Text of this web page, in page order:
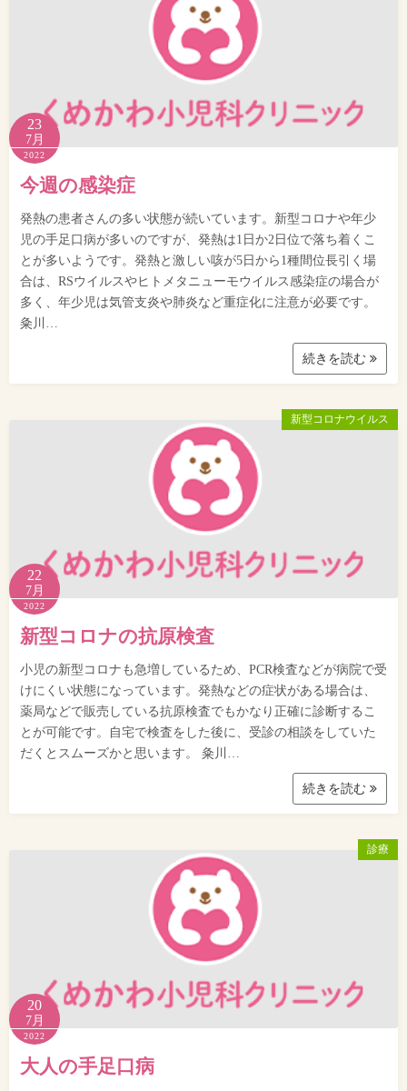
23
7月
2022
今週の感染症
発熱の患者さんの多い状態が続いています。新型コロナや年少
児の手足口病が多いのですが、発熱は1日か2日位で落ち着くこ
とが多いようです。発熱と激しい咳が5日から1種間位長引く場
合は、RSウイルスやヒトメタニューモウイルス感染症の場合が
多く、年少児は気管支炎や肺炎など重症化に注意が必要です。
粂川…
続きを読む
新型コロナウイルス
22
7月
2022
新型コロナの抗原検査
小児の新型コロナも急増しているため、PCR検査などが病院で受
けにくい状態になっています。発熱などの症状がある場合は、
薬局などで販売している抗原検査でもかなり正確に診断するこ
とが可能です。自宅で検査をした後に、受診の相談をしていた
だくとスムーズかと思います。 粂川…
続きを読む
診療
20
7月
2022
大人の手足口病